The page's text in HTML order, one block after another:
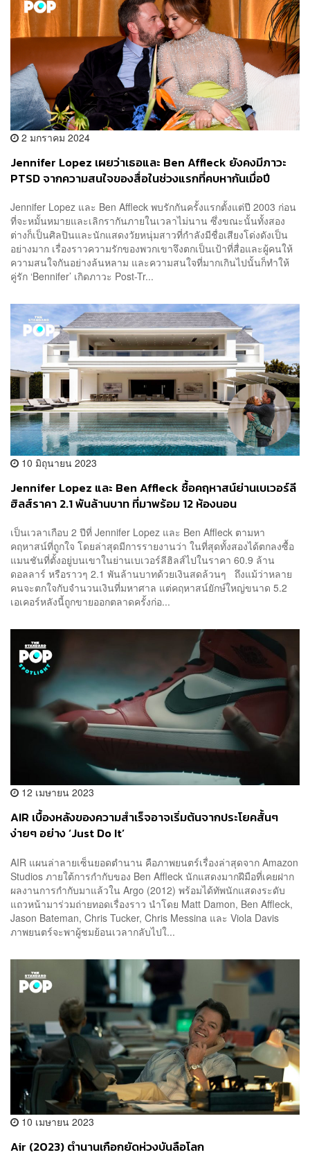
2 มกราคม 2024
Jennifer Lopez เผยว่าเธอและ Ben Affleck ยังคงมีภาวะ
PTSD จากความสนใจของสื่อในช่วงแรกที่คบหากันเมื่อปี
Jennifer Lopez และ Ben Affleck พบรักกันครั้งแรกตั้งแต่ปี 2003 ก่อน
ที่จะหมั้นหมายและเลิกรากันภายในเวลาไม่นาน ซึ่งขณะนั้นทั้งสอง
ต่างก็เป็นศิลปินและนักแสดงวัยหนุ่มสาวที่กำลังมีชื่อเสียงโด่งดังเป็น
อย่างมาก เรื่องราวความรักของพวกเขาจึงตกเป็นเป้าที่สื่อและผู้คนให้
ความสนใจกันอย่างล้นหลาม และความสนใจที่มากเกินไปนั้นก็ทำให้
คู่รัก ‘Bennifer’ เกิดภาวะ Post-Tr...
10 มิถุนายน 2023
Jennifer Lopez และ Ben Affleck ซื้อคฤหาสน์ย่านเบเวอร์ลี
ฮิลส์ราคา 2.1 พันล้านบาท ที่มาพร้อม 12 ห้องนอน
เป็นเวลาเกือบ 2 ปีที่ Jennifer Lopez และ Ben Affleck ตามหา
คฤหาสน์ที่ถูกใจ โดยล่าสุดมีการรายงานว่า ในที่สุดทั้งสองได้ตกลงซื้อ
แมนชันที่ตั้งอยู่บนเขาในย่านเบเวอร์ลีฮิลส์ไปในราคา 60.9 ล้าน
ดอลลาร์ หรือราวๆ 2.1 พันล้านบาทด้วยเงินสดล้วนๆ ถึงแม้ว่าหลาย
คนจะตกใจกับจำนวนเงินที่มหาศาล แต่คฤหาสน์ยักษ์ใหญ่ขนาด 5.2
เอเคอร์หลังนี้ถูกขายออกตลาดครั้งก่อ...
12 เมษายน 2023
AIR เบื้องหลังของความสำเร็จอาจเริ่มต้นจากประโยคสั้นๆ
ง่ายๆ อย่าง ‘Just Do It’
AIR แผนล่าลายเซ็นยอดตำนาน คือภาพยนตร์เรื่องล่าสุดจาก Amazon
Studios ภายใต้การกำกับของ Ben Affleck นักแสดงมากฝีมือที่เคยฝาก
ผลงานการกำกับมาแล้วใน Argo (2012) พร้อมได้ทัพนักแสดงระดับ
แถวหน้ามาร่วมถ่ายทอดเรื่องราว นำโดย Matt Damon, Ben Affleck,
Jason Bateman, Chris Tucker, Chris Messina และ Viola Davis
ภาพยนตร์จะพาผู้ชมย้อนเวลากลับไปใ...
10 เมษายน 2023
Air (2023) ตำนานเกือกยัดห่วงบันลือโลก